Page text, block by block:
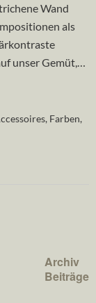
Wand
als
unser Gemüt,…
, Farben,
Archiv
Beiträge